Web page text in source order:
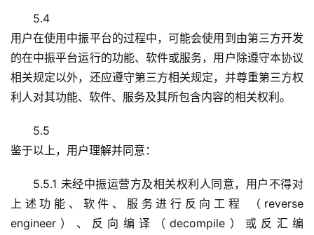
5.4
用户在使用中振平台的过程中，可能会使用到由第三方开发
的在中振平台运行的功能、软件或服务，用户除遵守本协议
相关规定以外，还应遵守第三方相关规定，并尊重第三方权
利人对其功能、软件、服务及其所包含内容的相关权利。
5.5
鉴于以上，用户理解并同意：
5.5.1 未经中振运营方及相关权利人同意，用户不得对
上述功能、软件、服务进行反向工程 （reverse
engineer）、反向编译（decompile）或反汇编